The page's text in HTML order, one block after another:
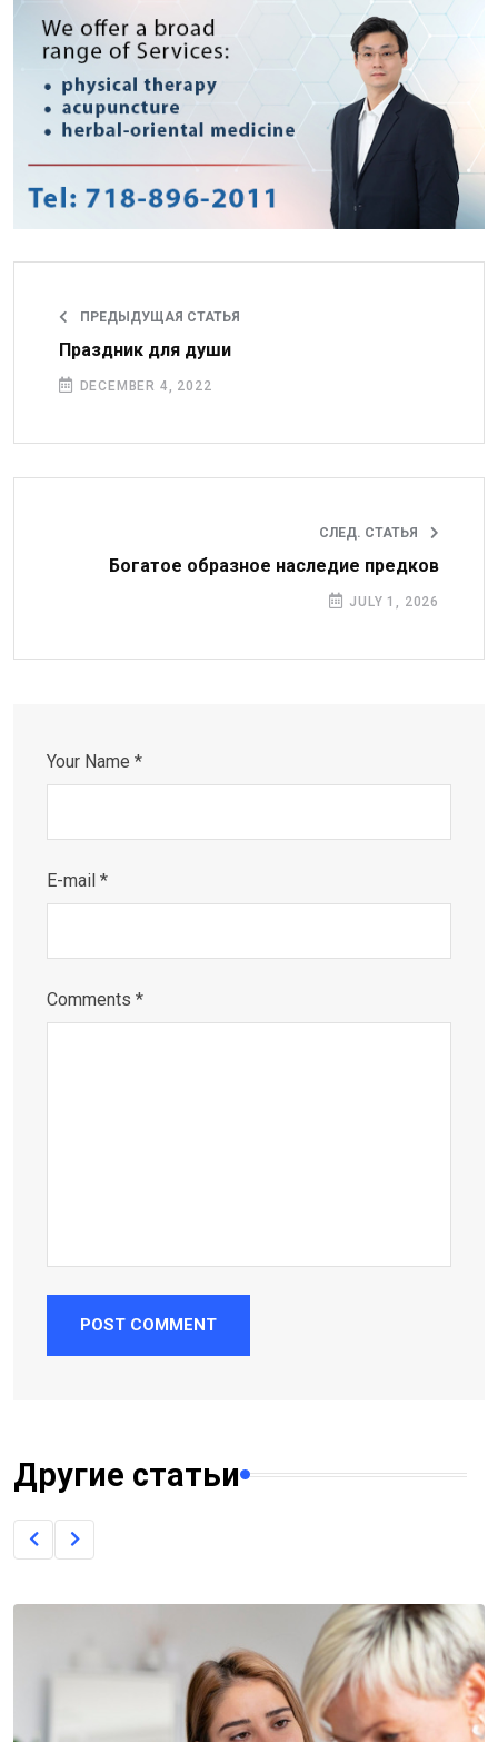
ПРЕДЫДУЩАЯ СТАТЬЯ
Праздник для души
DECEMBER 4, 2022
СЛЕД. СТАТЬЯ
Богатое образное наследие предков
JULY 1, 2026
Your Name *
E-mail *
Comments *
POST COMMENT
Другие статьи